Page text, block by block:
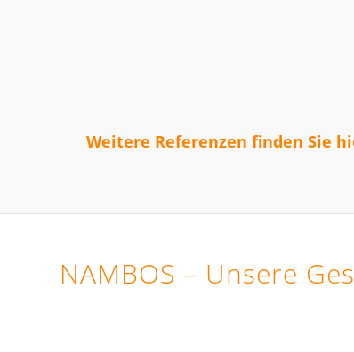
Weitere Referenzen finden Sie
NAMBOS – Unsere